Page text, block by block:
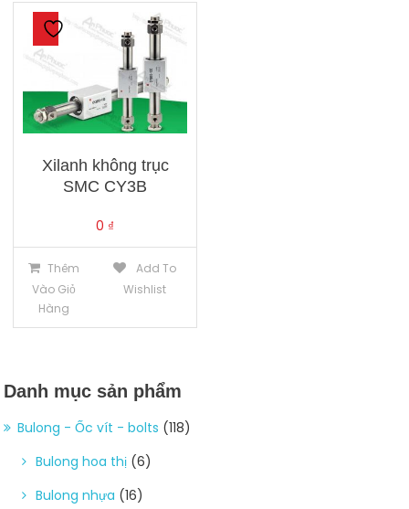
Xilanh không trục
SMC CY3B
0 ₫
Thêm
Vào Giỏ
Hàng
Add To
Wishlist
Danh mục sản phẩm
Bulong - Ốc vít - bolts (118)
Bulong hoa thị (6)
Bulong nhựa (16)